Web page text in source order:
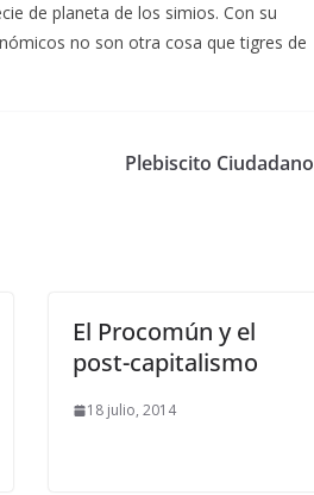
de planeta de los simios. Con su
no son otra cosa que tigres de
Plebiscito Ciudadano
El Procomún y el
post-capitalismo
18 julio, 2014